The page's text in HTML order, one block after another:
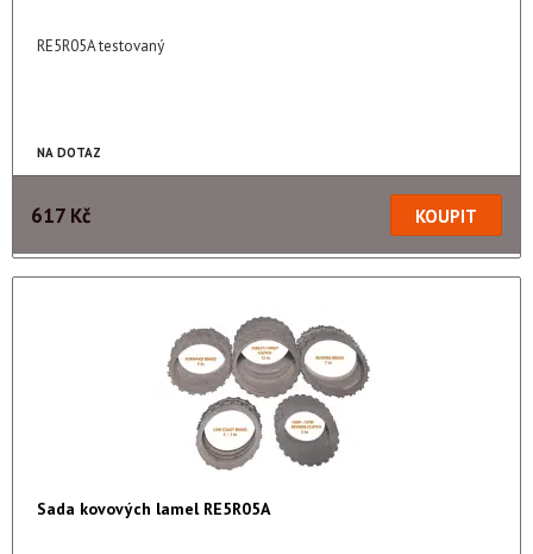
RE5R05A testovaný
NA DOTAZ
617 Kč
Sada kovových lamel RE5R05A